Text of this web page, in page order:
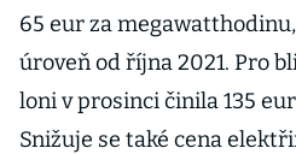
65 eur za
úroveň od října 2021. Pro
loni v prosinci činila 135
Snižuje se také cena